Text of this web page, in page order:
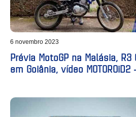
6 novembro 2023
Prévia MotoGP na Malásia,
em Goiânia, vídeo